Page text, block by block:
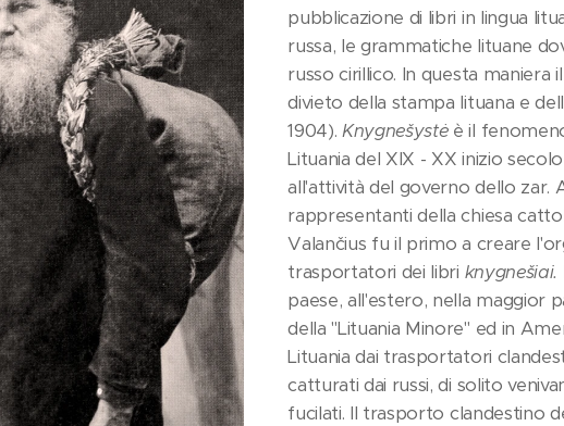
pubblicazione di libri in lingua
russa, le grammatiche lituane
russo cirillico. In questa
divieto della stampa lituana e
1904). Knygnešystėè il
Lituania del XIX - XX inizio
all'attività del governo dello zar.
rappresentanti della chiesa
Valančius fu il primo a creare
trasportatori dei libri knygnešiai.
paese, all'estero, nella maggior
della "Lituania Minore" ed in
Lituania dai trasportatori
catturati dai russi, di solito
fucilati. Il trasporto clandestino